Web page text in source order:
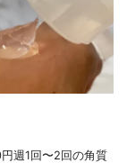
週1回〜2回の角質